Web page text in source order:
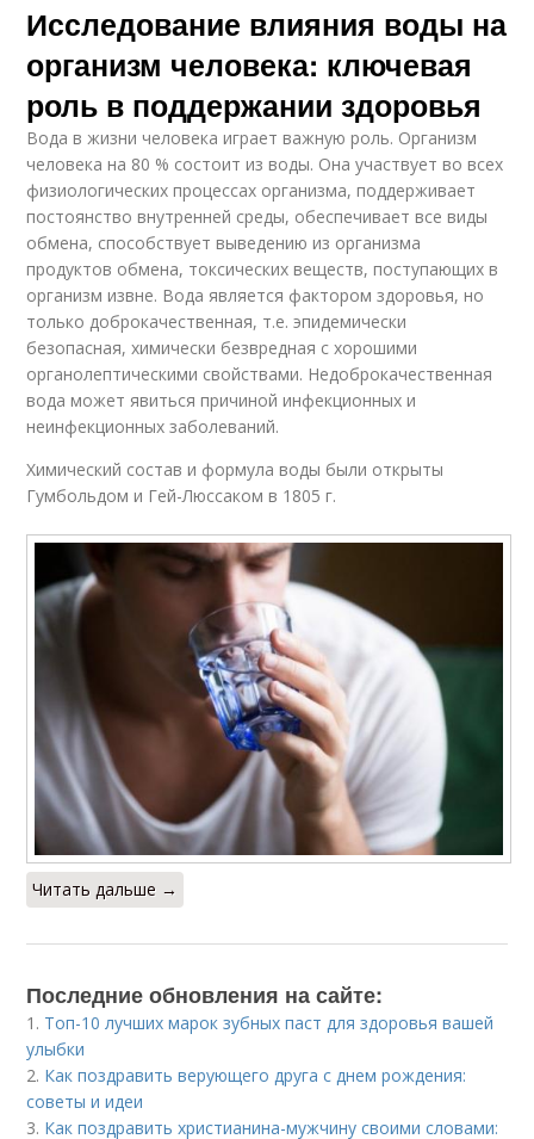
Исследование влияния воды на
организм человека: ключевая
роль в поддержании здоровья
Вода в жизни человека играет важную роль. Организм
человека на 80 % состоит из воды. Она участвует во всех
физиологических процессах организма, поддерживает
постоянство внутренней среды, обеспечивает все виды
обмена, способствует выведению из организма
продуктов обмена, токсических веществ, поступающих в
организм извне. Вода является фактором здоровья, но
только доброкачественная, т.е. эпидемически
безопасная, химически безвредная с хорошими
органолептическими свойствами. Недоброкачественная
вода может явиться причиной инфекционных и
неинфекционных заболеваний.
Химический состав и формула воды были открыты
Гумбольдом и Гей-Люссаком в 1805 г.
Читать дальше →
Последние обновления на сайте:
1. Топ-10 лучших марок зубных паст для здоровья вашей
улыбки
2. Как поздравить верующего друга с днем рождения:
советы и идеи
3. Как поздравить христианина-мужчину своими словами: